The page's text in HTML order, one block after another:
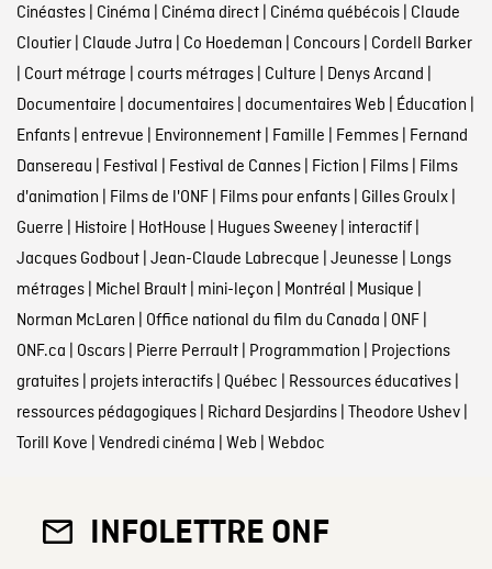
Cinéastes| Cinéma Cinéma direct| Cinéma québécois| Claude
Cloutier| Claude Jutra Co Hoedeman Concours| Cordell Barker
Court métrage courts métrages| Culture Denys Arcand
Documentaire documentaires| documentaires Web Éducation
Enfants| entrevue Environnement| Famille Femmes| Fernand
Dansereau Festival Festival de Cannes| Fiction Films| Films
d'animation Films de l'ONF| Films pour enfants| Gilles Groulx|
Guerre Histoire HotHouse Hugues Sweeney| interactif|
Jacques Godbout| Jean-Claude Labrecque Jeunesse Longs
métrages| Michel Brault| mini-leçon Montréal Musique
Norman McLaren Office national du film du Canada ONF|
ONF.ca Oscars| Pierre Perrault| Programmation Projections
gratuites| projets interactifs| Québec Ressources éducatives|
ressources pédagogiques| Richard Desjardins| Theodore Ushev|
Torill Kove Vendredi cinéma Web Webdoc
INFOLETTRE ONF